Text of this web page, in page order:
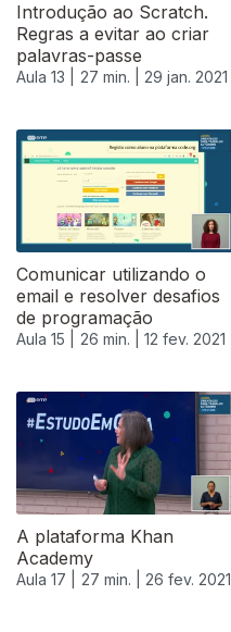
Introdução ao Scratch.
Regras a evitar ao criar
palavras-passe
Aula 13 | 27 min. | 29 jan. 2021
Comunicar utilizando o
email e resolver desafios
de programação
Aula 15 | 26 min. | 12 fev. 2021
A plataforma Khan
Academy
Aula 17 | 27 min. | 26 fev. 2021